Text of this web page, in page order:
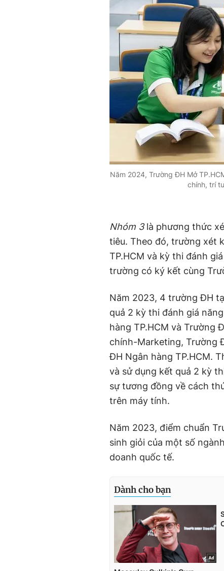
Năm 2024, Trường ĐH Mở
chính, trí
Nhóm 3là phương thức
tiêu. Theo đó, trường xét
TP.HCM và kỳ thi đánh
trường có ký kết cùng
Năm 2023, 4 trường ĐH
quả 2 kỳ thi đánh giá
hàng TP.HCM và Trường
chính-Marketing, Trường
ĐH Ngân hàng TP.HCM.
và sử dụng kết quả 2 kỳ
sự tương đồng về cách
trên máy tính.
Năm 2023, điểm chuẩn
sinh giỏi của một số
doanh quốc tế.